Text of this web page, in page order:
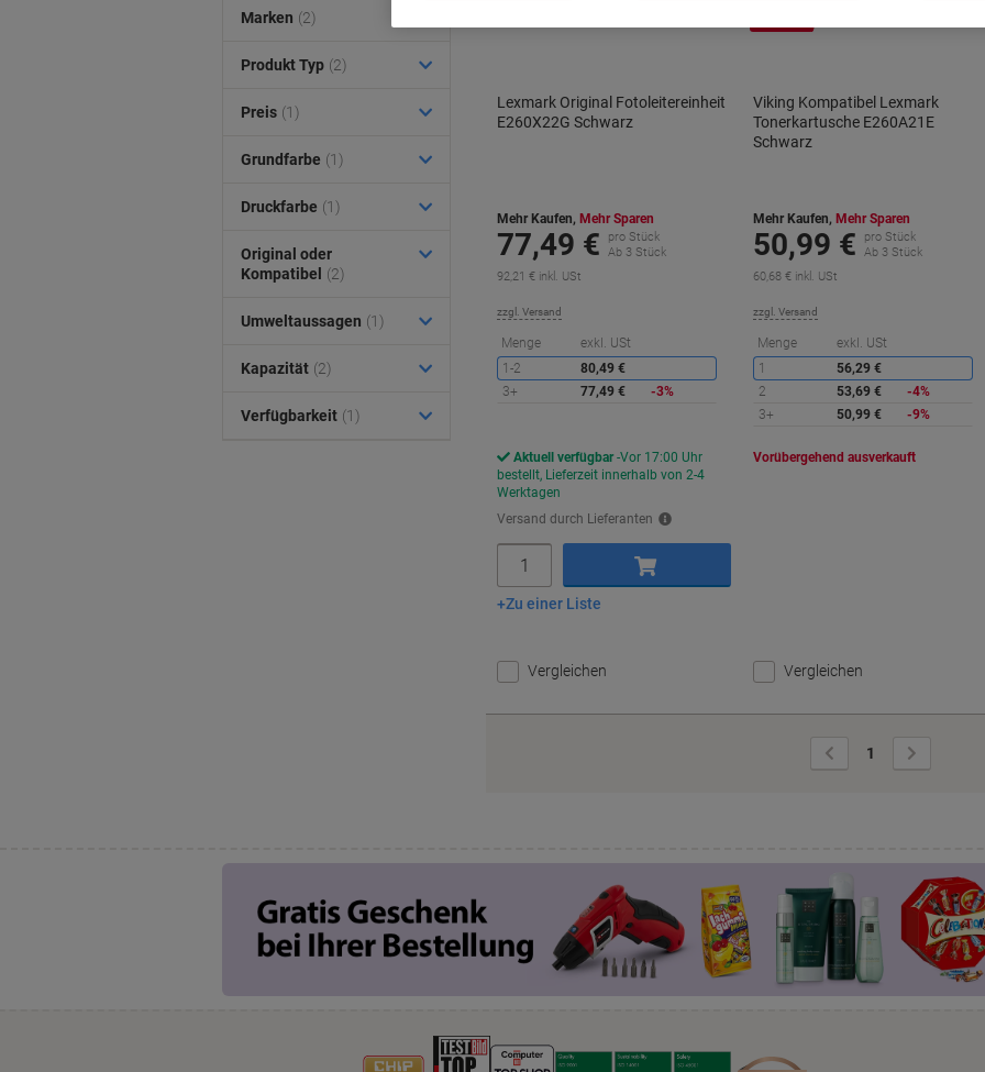
Lexmark Original Fotoleitereinheit
E260X22G Schwarz
Mehr Kaufen, Mehr Sparen
77,49 €
pro Stück
Ab 3 Stück
92,21 € inkl. USt
zzgl. Versand
Menge exkl. USt
sparen
1-2
80,49 €
3+
77,49 € -3%
Aktuell verfügbar Vor 17:00 Uhr
bestellt, Lieferzeit innerhalb von 2-4
Werktagen
Versand durch Lieferanten
In den Warenkorb
Zu einer Liste
Vergleichen
Geschenk
Viking Kompatibel Lexmark
Tonerkartusche E260A21E
Schwarz
Mehr Kaufen, Mehr Sparen
50,99 €
pro Stück
Ab 3 Stück
60,68 € inkl. USt
zzgl. Versand
Menge exkl. USt
1
56,29 €
2
53,69 €
-4%
3+
50,99 € -9%
Vorübergehend ausverkauft
Vergleichen
Vorherige
Seite
1
Seite
Marken (2)
Produkt Typ (2)
Preis (1)
Grundfarbe (1)
Druckfarbe (1)
Original oder
Kompatibel
(2)
Umweltaussagen (1)
Kapazität (2)
Verfügbarkeit (1)